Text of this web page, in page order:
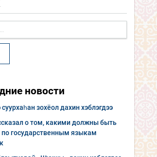
новости
зохёол дахин хэблэгдээ
о том, какими должны быть
по государственным языкам